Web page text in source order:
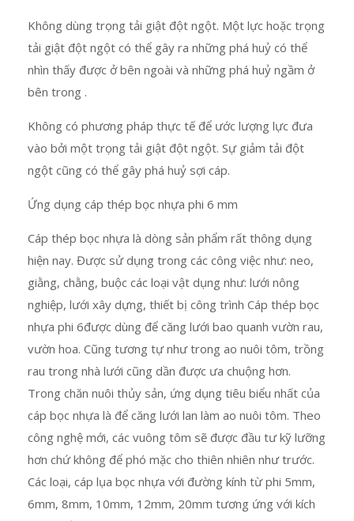
Không dùng trọng tải giật đột ngột. Một lực hoặc trọng
tải giật đột ngột có thể gây ra những phá huỷ có thể
nhìn thấy được ở bên ngoài và những phá huỷ ngầm ở
bên trong .
Không có phương pháp thực tế để ước lượng lực đưa
vào bởi một trọng tải giật đột ngột. Sự giảm tải đột
ngột cũng có thể gây phá huỷ sợi cáp.
Ứng dụng cáp thép bọc nhựa phi 6 mm
Cáp thép bọc nhựa là dòng sản phẩm rất thông dụng
hiện nay. Được sử dụng trong các công việc như: neo,
giằng, chằng, buộc các loại vật dụng như: lưới nông
nghiệp, lưới xây dựng, thiết bị công trình Cáp thép bọc
nhựa phi 6được dùng để căng lưới bao quanh vườn rau,
vườn hoa. Cũng tương tự như trong ao nuôi tôm, trồng
rau trong nhà lưới cũng dần được ưa chuộng hơn.
Trong chăn nuôi thủy sản, ứng dụng tiêu biểu nhất của
cáp bọc nhựa là để căng lưới lan làm ao nuôi tôm. Theo
công nghệ mới, các vuông tôm sẽ được đầu tư kỹ lưỡng
hơn chứ không để phó mặc cho thiên nhiên như trước.
Các loại, cáp lụa bọc nhựa với đường kính từ phi 5mm,
6mm, 8mm, 10mm, 12mm, 20mm tương ứng với kích